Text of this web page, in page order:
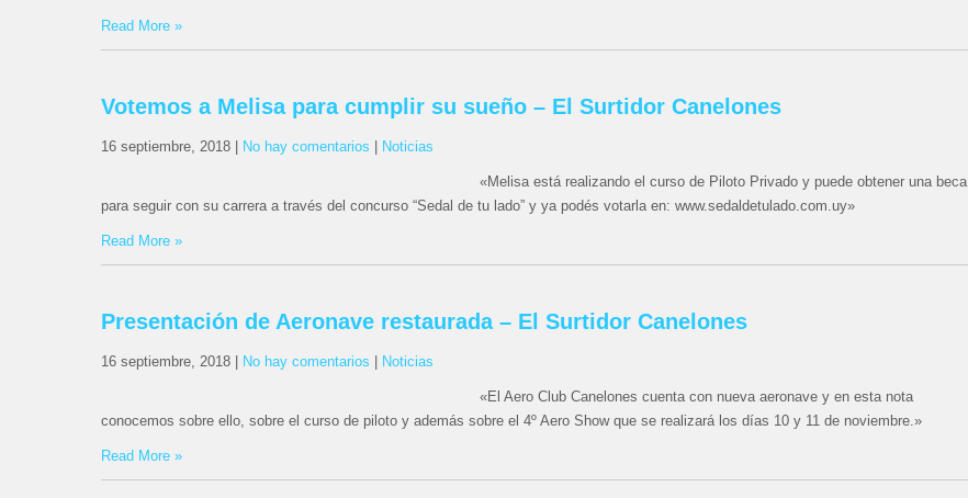
Read More »
Votemos a Melisa para cumplir su sueño – El Surtidor Canelones
16 septiembre, 2018 No hay comentarios Noticias
«Melisa está realizando el curso de Piloto Privado y puede obtener una beca
para seguir con su carrera a través del concurso “Sedal de tu lado” y ya podés votarla en: www.sedaldetulado.com.uy»
Read More »
Presentación de Aeronave restaurada – El Surtidor Canelones
16 septiembre, 2018 No hay comentarios Noticias
«El Aero Club Canelones cuenta con nueva aeronave y en esta nota
conocemos sobre ello, sobre el curso de piloto y además sobre el 4º Aero Show que se realizará los días 10 y 11 de noviembre.»
Read More »